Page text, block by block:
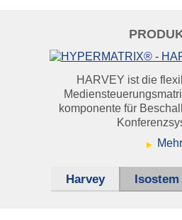
über IP.
bringen wir
Harvey Isostem
HARVEY ist die
komponente für
Mehr